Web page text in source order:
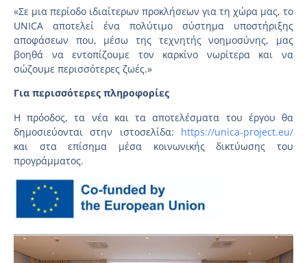
«Σε μια περίοδο ιδιαίτερων προκλήσεων για τη χώρα μας, το
UNICA αποτελεί ένα πολύτιμο σύστημα υποστήριξης
αποφάσεων που, μέσω της τεχνητής νοημοσύνης, μας
βοηθά να εντοπίζουμε τον καρκίνο νωρίτερα και να
σώζουμε περισσότερες ζωές.»
Για περισσότερες πληροφορίες
Η πρόοδος, τα νέα και τα αποτελέσματα του έργου θα
δημοσιεύονται στην ιστοσελίδα: https://unica-project.eu/
και στα επίσημα μέσα κοινωνικής δικτύωσης του
προγράμματος.